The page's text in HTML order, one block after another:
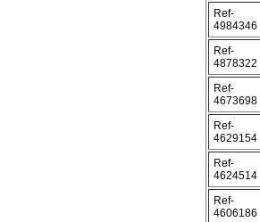
Ref-
4984346
Ref-
4878322
Ref-
4673698
Ref-
4629154
Ref-
4624514
Ref-
4606186